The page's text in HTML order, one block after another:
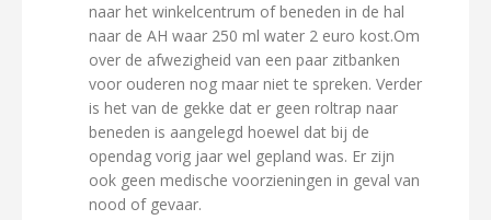
naar het winkelcentrum of beneden in de hal
naar de AH waar 250 ml water 2 euro kost.Om
over de afwezigheid van een paar zitbanken
voor ouderen nog maar niet te spreken. Verder
is het van de gekke dat er geen roltrap naar
beneden is aangelegd hoewel dat bij de
opendag vorig jaar wel gepland was. Er zijn
ook geen medische voorzieningen in geval van
nood of gevaar.